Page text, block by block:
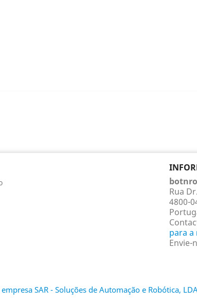
Rua
4800-
para a
Envie-
SAR - Soluções de Automação e Robótica,